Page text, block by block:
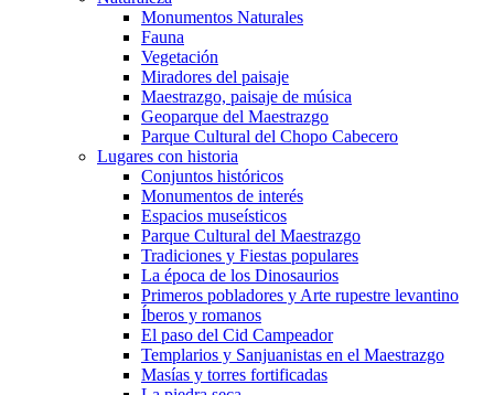
Monumentos Naturales
Fauna
Vegetación
Miradores del paisaje
Maestrazgo, paisaje de música
Geoparque del Maestrazgo
Parque Cultural del Chopo Cabecero
Lugares con historia
Conjuntos históricos
Monumentos de interés
Espacios museísticos
Parque Cultural del Maestrazgo
Tradiciones y Fiestas populares
La época de los Dinosaurios
Primeros pobladores y Arte rupestre levantino
Íberos y romanos
El paso del Cid Campeador
Templarios y Sanjuanistas en el Maestrazgo
Masías y torres fortificadas